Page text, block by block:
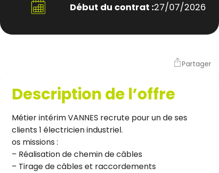
Début du contrat :27/07/2026
Partager
Description de l’offre
Métier intérim VANNES recrute pour un de ses
clients 1 électricien industriel.
os missions :
– Réalisation de chemin de câbles
– Tirage de câbles et raccordements